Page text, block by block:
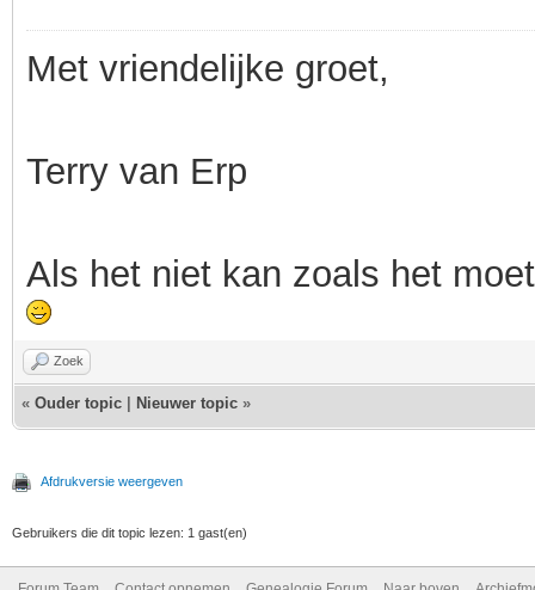
Met vriendelijke groet,
Terry van Erp
Als het niet kan zoals het
Zoek
« Ouder topic Nieuwer topic »
Afdrukversie weergeven
Gebruikers die dit topic lezen: 1 gast(en)